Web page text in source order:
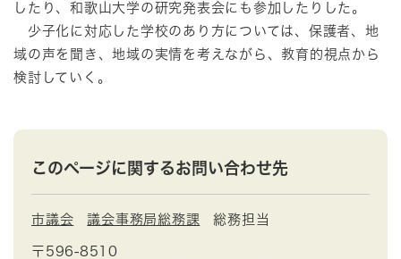
したり、和歌山大学の研究発表会にも参加したりした。
少子化に対応した学校のあり方については、保護者、地
域の声を聞き、地域の実情を考えながら、教育的視点から
検討していく。
このページに関するお問い合わせ先
市議会 議会事務局総務課 総務担当
〒596-8510